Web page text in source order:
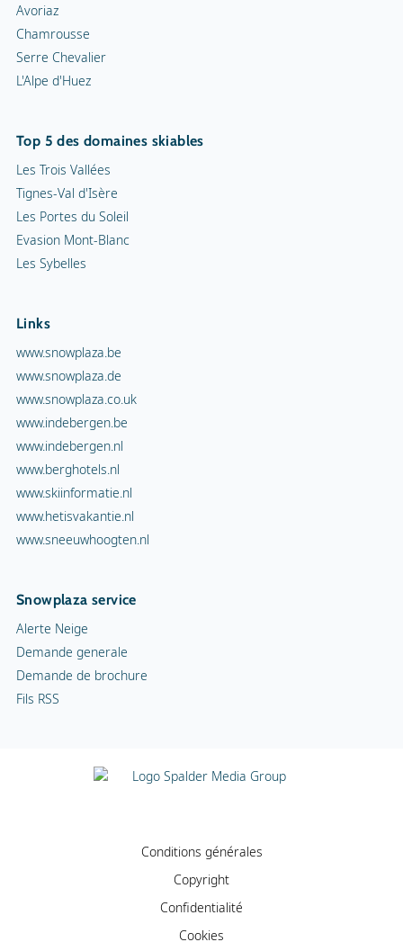
Avoriaz
Chamrousse
Serre Chevalier
L'Alpe d'Huez
Top 5 des domaines skiables
Les Trois Vallées
Tignes-Val d'Isère
Les Portes du Soleil
Evasion Mont-Blanc
Les Sybelles
Links
www.snowplaza.be
www.snowplaza.de
www.snowplaza.co.uk
www.indebergen.be
www.indebergen.nl
www.berghotels.nl
www.skiinformatie.nl
www.hetisvakantie.nl
www.sneeuwhoogten.nl
Snowplaza service
Alerte Neige
Demande generale
Demande de brochure
Fils RSS
Conditions générales
Copyright
Confidentialité
Cookies